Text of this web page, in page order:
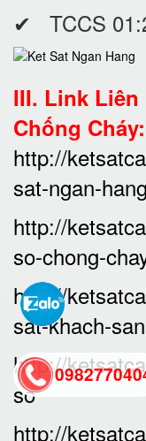
✔ TCCS
III. Link Liên
Chống Cháy:
http://
sat-ngan-
http://
so-chong-
http://
sat-khach-san
http://
so
http://